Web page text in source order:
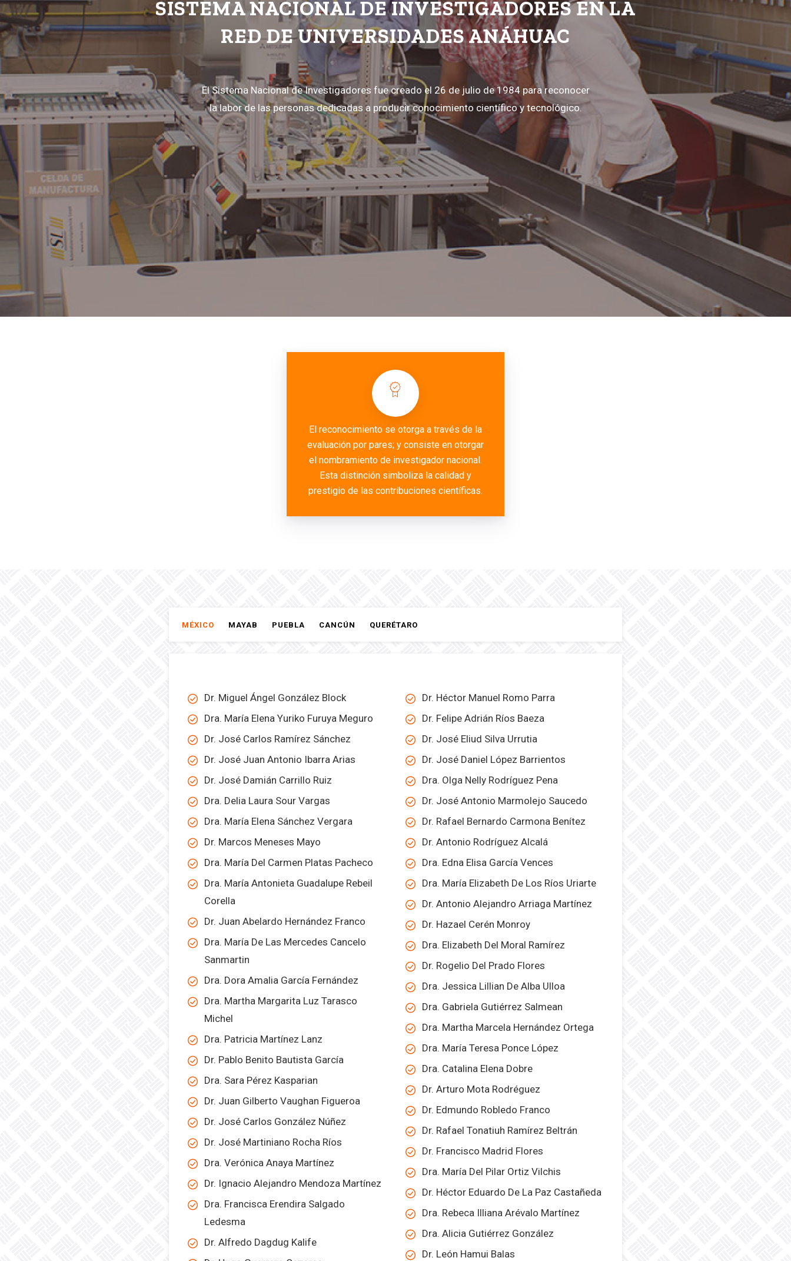
SISTEMA NACIONAL DE INVESTIGADORES EN LA
RED DE UNIVERSIDADES ANÁHUAC
El Sistema Nacional de Investigadores fue creado el 26 de julio de 1984 para reconocer
la labor de las personas dedicadas a producir conocimiento científico y tecnológico.
El reconocimiento se otorga a través de la
evaluación por pares; y consiste en otorgar
el nombramiento de investigador nacional.
Esta distinción simboliza la calidad y
prestigio de las contribuciones científicas.
MÉXICO MAYAB PUEBLA CANCÚN QUERÉTARO
Dr. Miguel Ángel González Block
Dra. María Elena Yuriko Furuya Meguro
Dr. José Carlos Ramírez Sánchez
Dr. José Juan Antonio Ibarra Arias
Dr. José Damián Carrillo Ruiz
Dra. Delia Laura Sour Vargas
Dra. María Elena Sánchez Vergara
Dr. Marcos Meneses Mayo
Dra. María Del Carmen Platas Pacheco
Dra. María Antonieta Guadalupe Rebeil
Corella
Dr. Juan Abelardo Hernández Franco
Dra. María De Las Mercedes Cancelo
Sanmartin
Dra. Dora Amalia García Fernández
Dra. Martha Margarita Luz Tarasco
Michel
Dra. Patricia Martínez Lanz
Dr. Pablo Benito Bautista García
Dra. Sara Pérez Kasparian
Dr. Juan Gilberto Vaughan Figueroa
Dr. José Carlos González Núñez
Dr. José Martiniano Rocha Ríos
Dra. Verónica Anaya Martínez
Dr. Ignacio Alejandro Mendoza Martínez
Dra. Francisca Erendira Salgado
Ledesma
Dr. Alfredo Dagdug Kalife
Dr. Héctor Manuel Romo Parra
Dr. Felipe Adrián Ríos Baeza
Dr. José Eliud Silva Urrutia
Dr. José Daniel López Barrientos
Dra. Olga Nelly Rodríguez Pena
Dr. José Antonio Marmolejo Saucedo
Dr. Rafael Bernardo Carmona Benítez
Dr. Antonio Rodríguez Alcalá
Dra. Edna Elisa García Vences
Dra. María Elizabeth De Los Ríos Uriarte
Dr. Antonio Alejandro Arriaga Martínez
Dr. Hazael Cerén Monroy
Dra. Elizabeth Del Moral Ramírez
Dr. Rogelio Del Prado Flores
Dra. Jessica Lillian De Alba Ulloa
Dra. Gabriela Gutiérrez Salmean
Dra. Martha Marcela Hernández Ortega
Dra. María Teresa Ponce López
Dra. Catalina Elena Dobre
Dr. Arturo Mota Rodréguez
Dr. Edmundo Robledo Franco
Dr. Rafael Tonatiuh Ramírez Beltrán
Dr. Francisco Madrid Flores
Dra. María Del Pilar Ortiz Vilchis
Dr. Héctor Eduardo De La Paz Castañeda
Dra. Rebeca Illiana Arévalo Martínez
Dra. Alicia Gutiérrez González
Dr. León Hamui Balas